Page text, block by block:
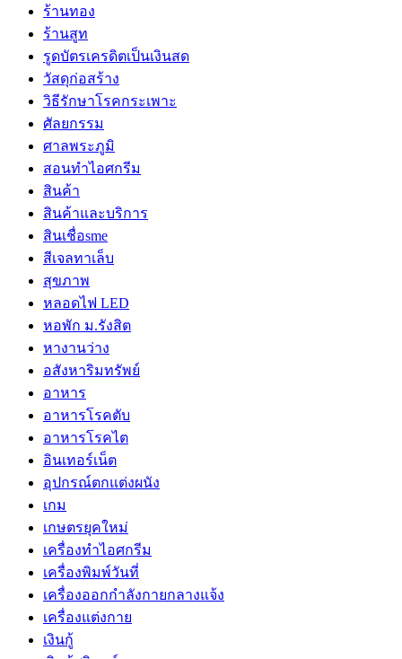
ร้านทอง
ร้านสูท
รูดบัตรเครดิตเป็นเงินสด
วัสดุก่อสร้าง
วิธีรักษาโรคกระเพาะ
ศัลยกรรม
ศาลพระภูมิ
สอนทำไอศกรีม
สินค้า
สินค้าและบริการ
สินเชื่อsme
สีเจลทาเล็บ
สุขภาพ
หลอดไฟ LED
หอพัก ม.รังสิต
หางานว่าง
อสังหาริมทรัพย์
อาหาร
อาหารโรคตับ
อาหารโรคไต
อินเทอร์เน็ต
อุปกรณ์ตกแต่งผนัง
เกม
เกษตรยุคใหม่
เครื่องทำไอศกรีม
เครื่องพิมพ์วันที่
เครื่องออกกำลังกายกลางแจ้ง
เครื่องแต่งกาย
เงินกู้